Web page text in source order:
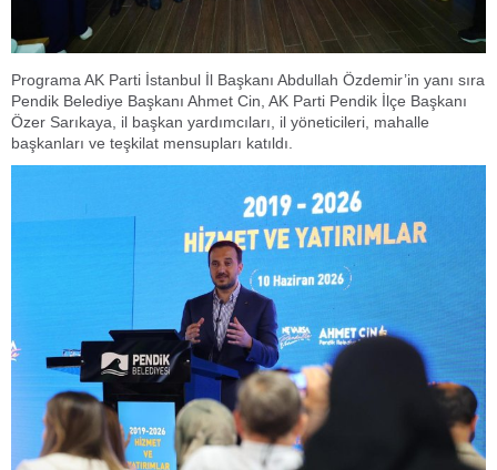
Programa AK Parti İstanbul İl Başkanı Abdullah Özdemir’in yanı sıra
Pendik Belediye Başkanı Ahmet Cin, AK Parti Pendik İlçe Başkanı
Özer Sarıkaya, il başkan yardımcıları, il yöneticileri, mahalle
başkanları ve teşkilat mensupları katıldı.